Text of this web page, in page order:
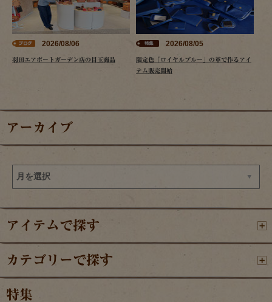
2026/08/06
羽田エアポートガーデン店の目玉商品
2026/08/05
限定色「ロイヤルブルー」の革で作るアイ
テム販売開始
アーカイブ
アイテムで探す
カテゴリーで探す
特集